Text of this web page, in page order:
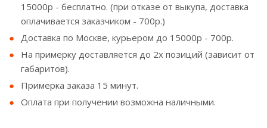
15000р - бесплатно. (при отказе от выкупа, доставка
оплачивается заказчиком - 700р.)
Доставка по Москве, курьером до 15000р - 700р.
На примерку доставляется до 2х позиций (зависит от
габаритов).
Примерка заказа 15 минут.
Оплата при получении возможна наличными.